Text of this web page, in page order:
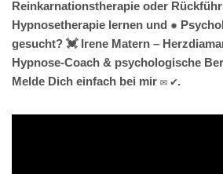
Reinkarnationstherapie oder
Hypnosetherapie lernen und ✹
gesucht? 💓️ Irene Matern –
Hypnose-Coach & psychologische
Melde Dich einfach bei mir ✉ ✔.